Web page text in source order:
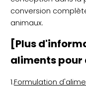
conversion
animaux.
[Plus
aliments
1.Formulation